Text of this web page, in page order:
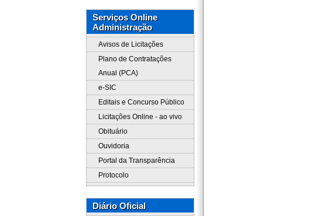
Serviços Online
Administração
Avisos de Licitações
Plano de Contratações
Anual (PCA)
e-SIC
Editais e Concurso Público
Licitações Online - ao vivo
Obituário
Ouvidoria
Portal da Transparência
Protocolo
Diário Oficial